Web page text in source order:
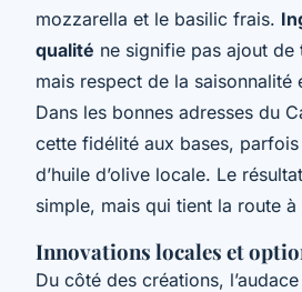
mozzarella et le basilic frais.
qualité ne signifie pas ajout
mais respect de la saisonnalité
Dans les bonnes adresses du
cette fidélité aux bases, parfois
d’huile d’olive locale. Le
simple, mais qui tient la route
Innovations locales et
Du côté des créations, l’audace